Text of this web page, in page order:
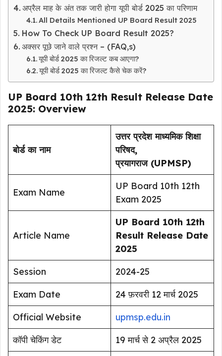
अप्रैल माह के अंत तक जारी होगा यूपी बोर्ड 2025 का परिणाम
All Details Mentioned UP Board Result 2025
How To Check UP Board Result 2025?
अक्सर पूछे जाने वाले प्रश्न – (FAQ,s)
यूपी बोर्ड 2025 का रिजल्ट कब आएगा?
यूपी बोर्ड 2025 का रिजल्ट कैसे चेक करें?
UP Board 10th 12th Result Release Date
2025: Overview
बोर्ड का नाम
उत्तर प्रदेश माध्यमिक शिक्षा
परिषद,
प्रयागराज (UPMSP)
Exam Name
UP Board 10th 12th
Exam 2025
Article Name
UP Board 10th 12th
Result Release Date
2025
Session
2024-25
Exam Date
24 फ़रवरी 12 मार्च 2025
Official Website
upmsp.edu.in
कॉपी चेकिंग डेट
19 मार्च से 2 अप्रैल 2025